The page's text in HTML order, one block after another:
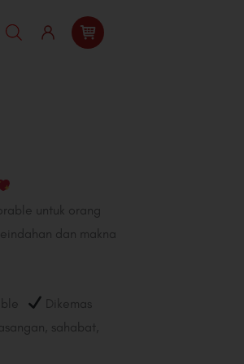
untuk orang
dan makna
Dikemas
sahabat,